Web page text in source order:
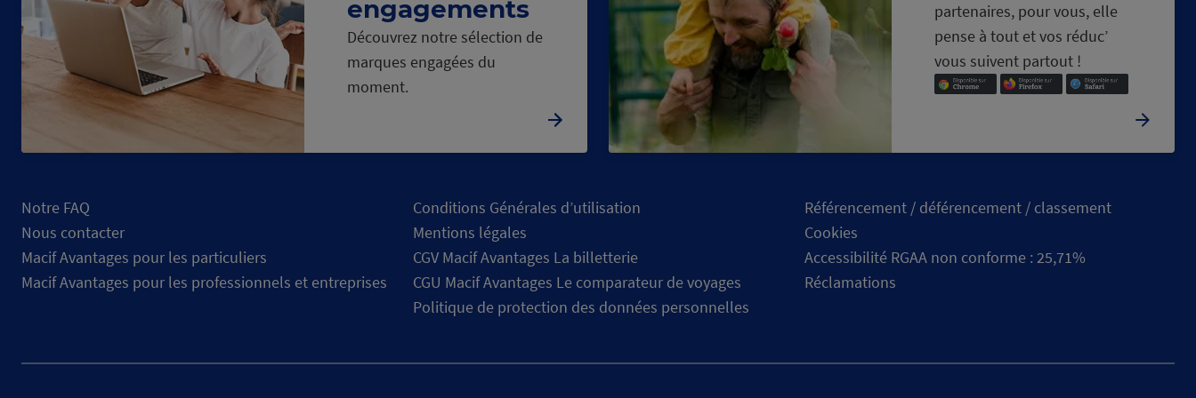
engagements
Découvrez notre sélection de
marques engagées du
moment.
partenaires, pour vous, elle
pense à tout et vos réduc’
vous suivent partout !
Notre FAQ
Nous contacter
Macif Avantages pour les particuliers
Macif Avantages pour les professionnels et entreprises
Conditions Générales d’utilisation
Mentions légales
CGV Macif Avantages La billetterie
CGU Macif Avantages Le comparateur de voyages
Politique de protection des données personnelles
Référencement / déférencement / classement
Cookies
Accessibilité RGAA non conforme : 25,71%
Réclamations